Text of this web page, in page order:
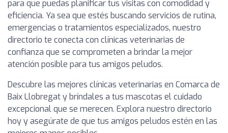
para que puedas planificar tus visitas con comodidad y
eficiencia. Ya sea que estés buscando servicios de rutina,
emergencias o tratamientos especializados, nuestro
directorio te conecta con clínicas veterinarias de
confianza que se comprometen a brindar la mejor
atención posible para tus amigos peludos.
Descubre las mejores clínicas veterinarias en Comarca de
Baix Llobregat y bríndales a tus mascotas el cuidado
excepcional que se merecen. Explora nuestro directorio
hoy y asegúrate de que tus amigos peludos estén en las